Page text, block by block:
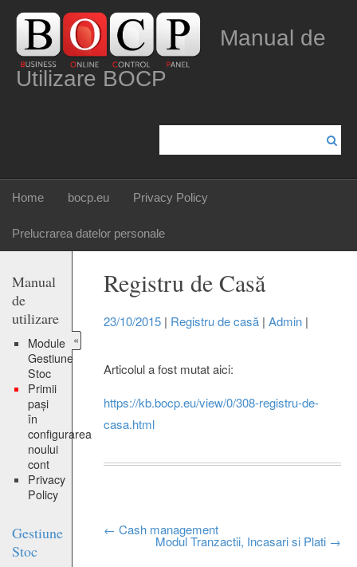
Manual de
Utilizare BOCP
Home bocp.eu Privacy Policy
Prelucrarea datelor personale
Manual
de
utilizare
Module
Gestiune
Stoc
Primii
pași
în
configurarea
noului
cont
Privacy
Policy
Gestiune
Stoc
«
Registru de Casă
23/10/2015| Registru de casă| Admin|
Articolul a fost mutat aici:
https://kb.bocp.eu/view/0/308-registru-de-
casa.html
Post
← Cash management
Modul Tranzactii, Incasari si Plati →